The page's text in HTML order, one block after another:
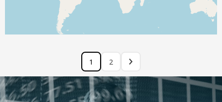
1 2